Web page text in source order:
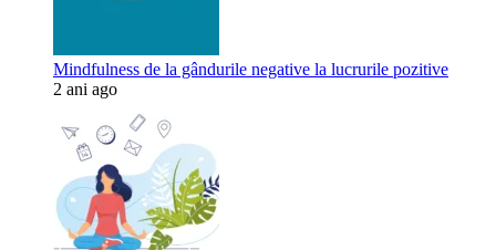
Mindfulness de la gândurile negative la lucrurile pozitive
2 ani ago